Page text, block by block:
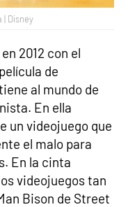
| Disney
2012 con el
de
al mundo de
En ella
un videojuego que
el malo para
En la cinta
videojuegos tan
Bison de Street